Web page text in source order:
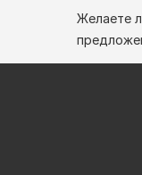
Желаете